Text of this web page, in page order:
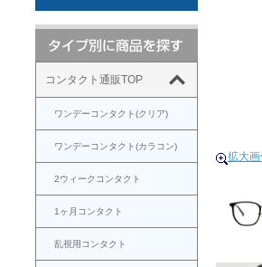
コンタクト通販TOP
ワンデーコンタクト(クリア)
ワンデーコンタクト(カラコン)
2ウィークコンタクト
1ヶ月コンタクト
乱視用コンタクト
拡大